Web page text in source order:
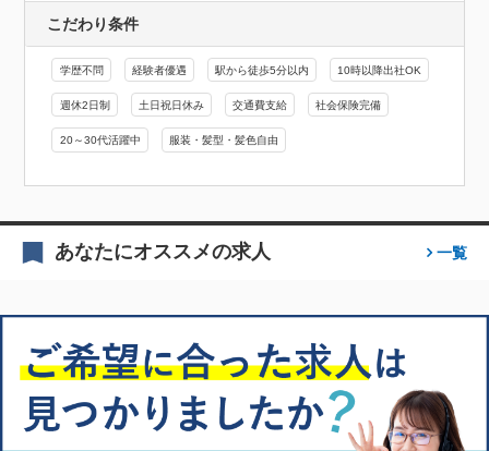
こだわり条件
学歴不問 経験者優遇 駅から徒歩5分以内 10時以降出社OK
週休2日制 土日祝日休み 交通費支給 社会保険完備
20～30代活躍中 服装・髪型・髪色自由
あなたにオススメの求人 一覧